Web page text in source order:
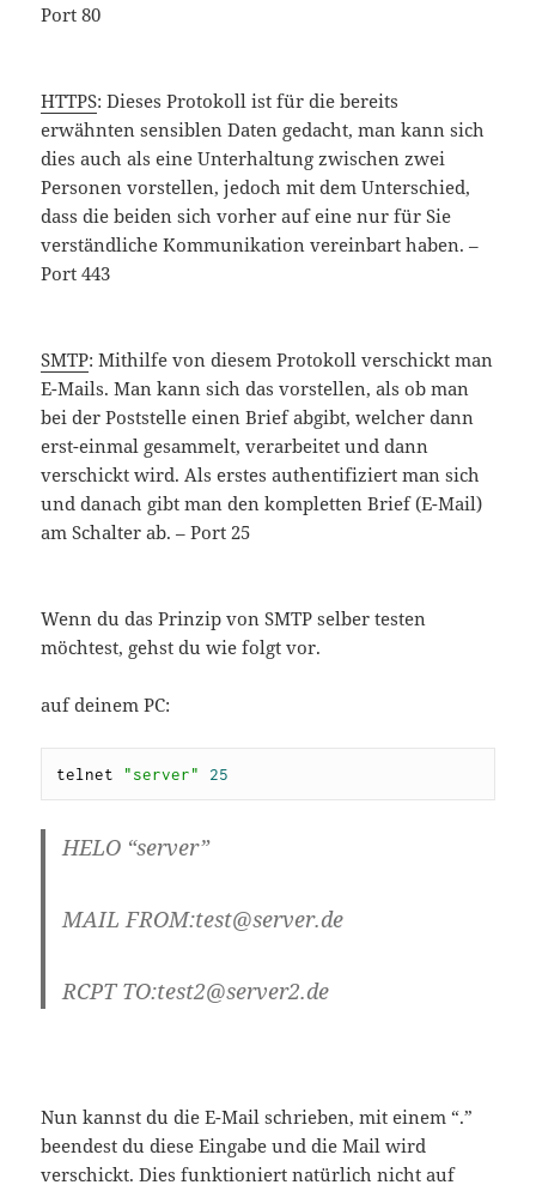
Port 80
HTTPS: Dieses Protokoll ist für die bereits
erwähnten sensiblen Daten gedacht, man kann sich
dies auch als eine Unterhaltung zwischen zwei
Personen vorstellen, jedoch mit dem Unterschied,
dass die beiden sich vorher auf eine nur für Sie
verständliche Kommunikation vereinbart haben. –
Port 443
SMTP: Mithilfe von diesem Protokoll verschickt man
E-Mails. Man kann sich das vorstellen, als ob man
bei der Poststelle einen Brief abgibt, welcher dann
erst-einmal gesammelt, verarbeitet und dann
verschickt wird. Als erstes authentifiziert man sich
und danach gibt man den kompletten Brief (E-Mail)
am Schalter ab. – Port 25
Wenn du das Prinzip von SMTP selber testen
möchtest, gehst du wie folgt vor.
auf deinem PC:
telnet "server" 25
HELO “server”
MAIL FROM:test@server.de
RCPT TO:test2@server2.de
Nun kannst du die E-Mail schrieben, mit einem “.”
beendest du diese Eingabe und die Mail wird
verschickt. Dies funktioniert natürlich nicht auf